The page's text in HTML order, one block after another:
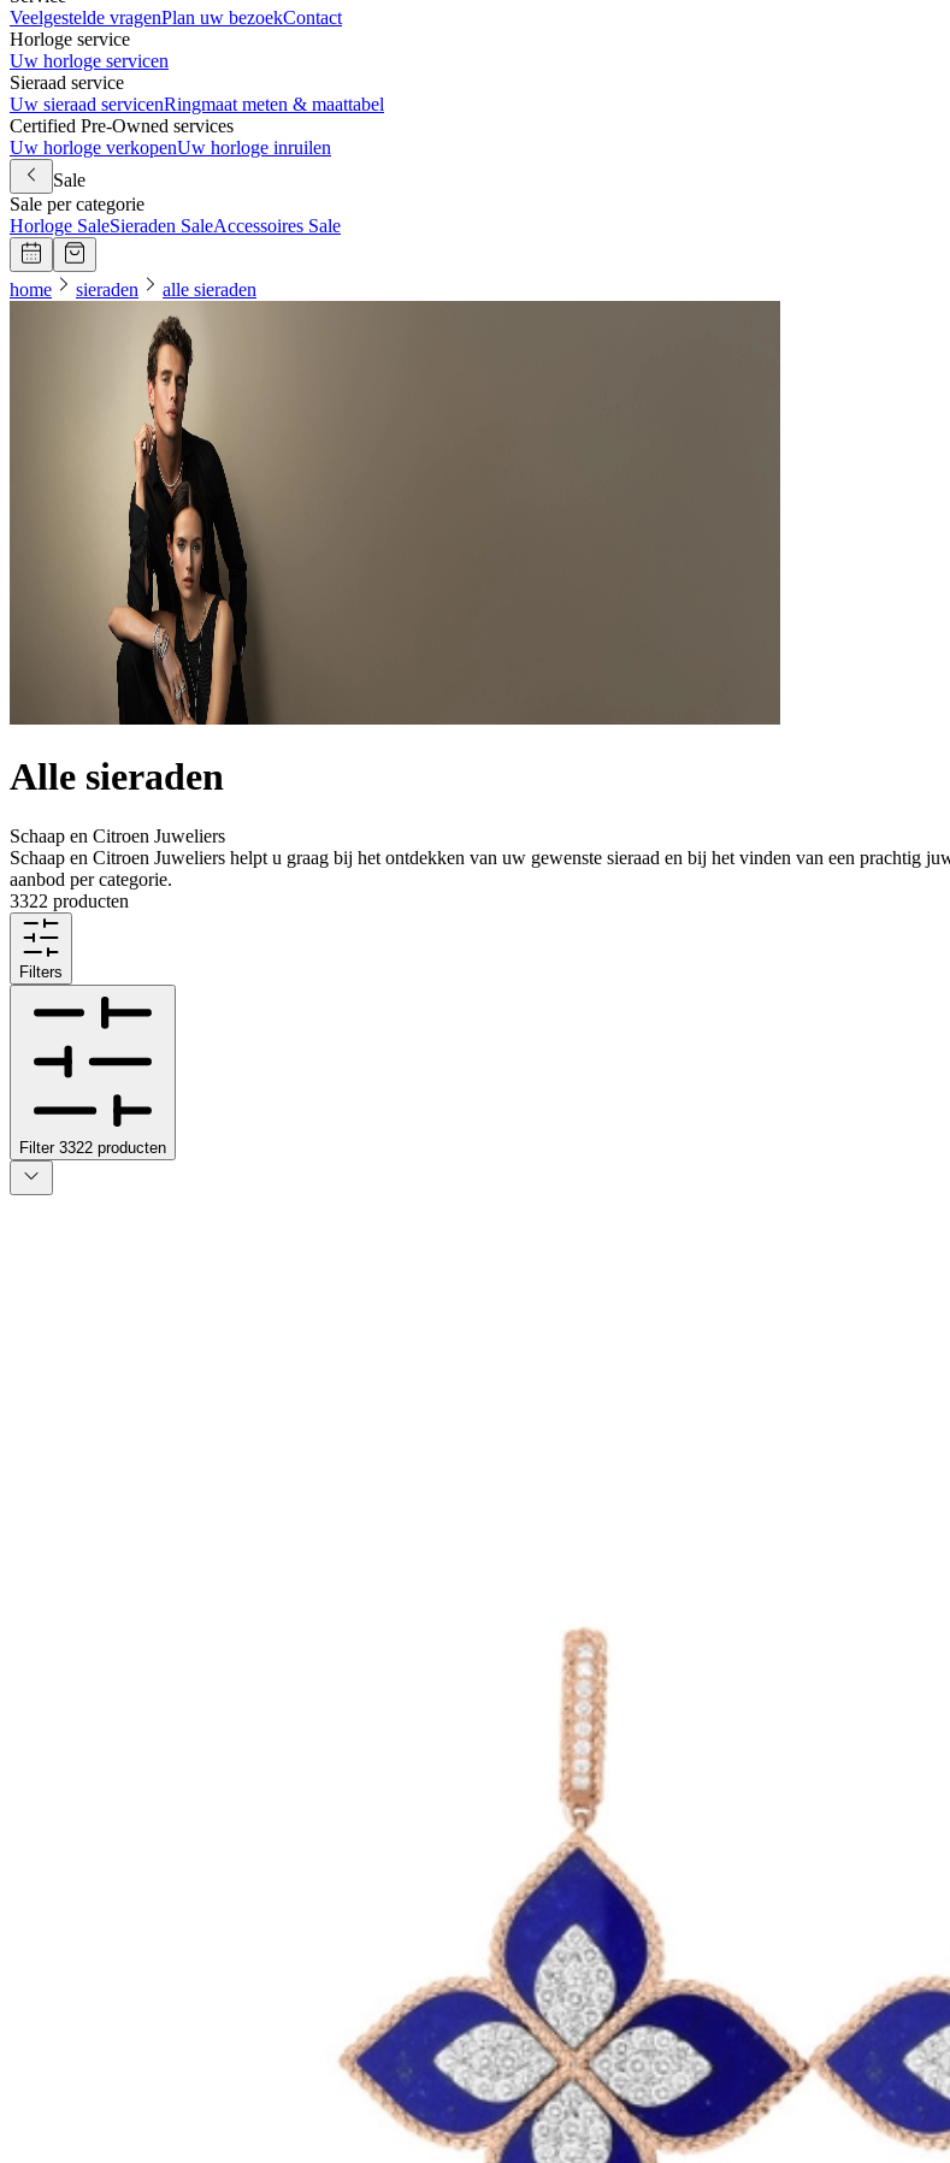
Veelgestelde vragenPlan uw bezoekContact
Horloge service
Uw horloge servicen
Sieraad service
Uw sieraad servicenRingmaat meten & maattabel
Certified Pre-Owned services
Uw horloge verkopenUw horloge inruilen
Sale
Sale per categorie
Horloge SaleSieraden SaleAccessoires Sale
home sieraden alle sieraden
Alle sieraden
Schaap en Citroen Juweliers
Schaap en Citroen Juweliers helpt u graag bij het ontdekken van uw gewenste sieraad en bij het vinden van een prachtig
aanbod per categorie.
3322 producten
Filters
Filter 3322 producten